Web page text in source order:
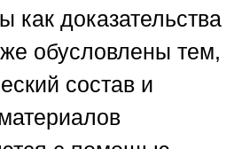
как доказательства
обусловлены тем,
состав и